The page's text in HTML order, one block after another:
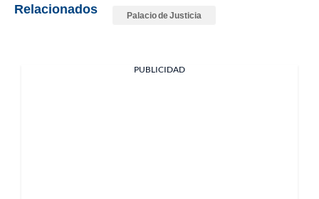
Relacionados Palacio de Justicia
PUBLICIDAD